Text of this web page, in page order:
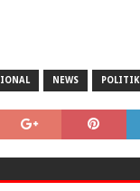
NEWS POLITIK